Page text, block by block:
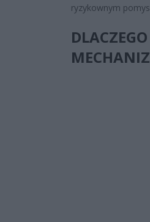
ryzykownym